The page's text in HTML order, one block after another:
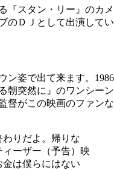
『スタン・リー』のカメ
のＤＪとして出演してい
ン姿で出て来ます。1986
朝突然に』のワンシーン
督がこの映画のファンな
りだよ。帰りな
ーザー（予告）映
は僕らにはない